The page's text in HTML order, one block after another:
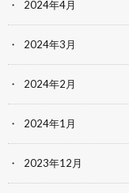
2024年4月
2024年3月
2024年2月
2024年1月
2023年12月